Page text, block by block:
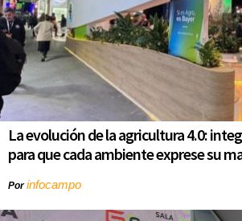
La evolución de la agricultura 4.0:
para que cada ambiente exprese su
Porinfocampo